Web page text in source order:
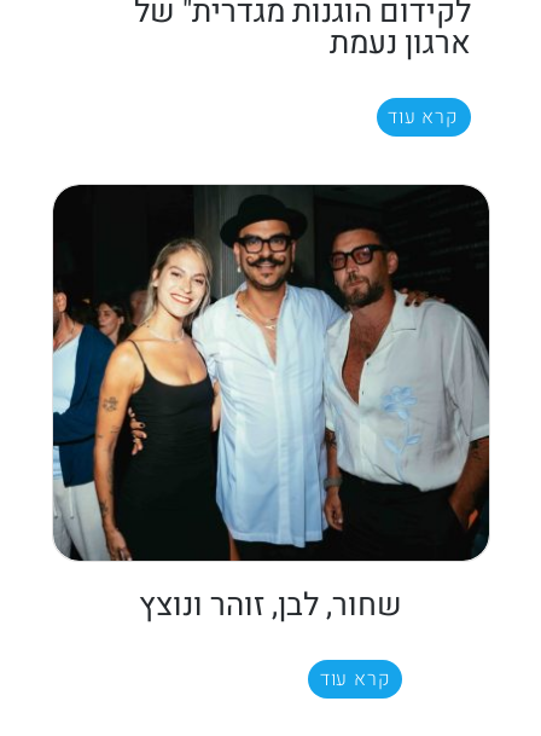
לקידום הוגנות מגדרית" של
ארגון נעמת
קרא עוד
שחור, לבן, זוהר ונוצץ
קרא עוד